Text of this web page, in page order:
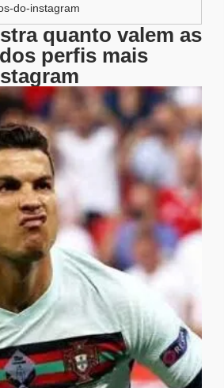
do-instagram
quanto valem as
perfis mais